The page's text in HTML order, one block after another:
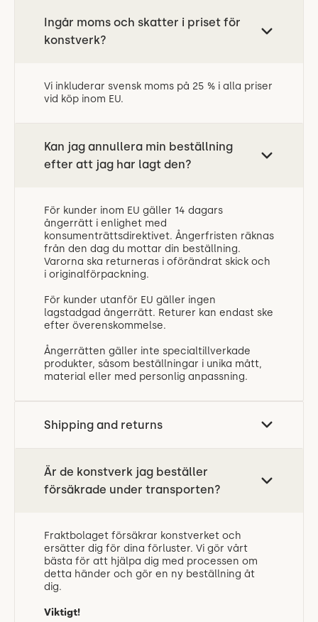
Ingår moms och skatter i priset för
konstverk?
Vi inkluderar svensk moms på 25 % i alla priser
vid köp inom EU.
Kan jag annullera min beställning
efter att jag har lagt den?
För kunder inom EU gäller 14 dagars
ångerrätt i enlighet med
konsumenträttsdirektivet. Ångerfristen räknas
från den dag du mottar din beställning.
Varorna ska returneras i oförändrat skick och
i originalförpackning.
För kunder utanför EU gäller ingen
lagstadgad ångerrätt. Returer kan endast ske
efter överenskommelse.
Ångerrätten gäller inte specialtillverkade
produkter, såsom beställningar i unika mått,
material eller med personlig anpassning.
Shipping and returns
Är de konstverk jag beställer
försäkrade under transporten?
Fraktbolaget försäkrar konstverket och
ersätter dig för dina förluster. Vi gör vårt
bästa för att hjälpa dig med processen om
detta händer och gör en ny beställning åt
dig.
Viktigt!